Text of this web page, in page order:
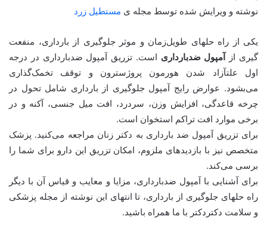
نوشته و ویرایش شده توسط مجله ی مستطیل زرد
یکی از راه حلهای طویل‌زمان و موثر جلوگیری از بارداری، منفعت
گیری ازآمپول ضدبارداری است. تزریق آمپول ضدبارداری در درجه
اول علتآزاد شدن هورمون پروژسترون و توقف تخمک‌گذاری
می‌بشود. عوارض رایج آمپول جلوگیری از بارداری شامل تحول در
چرخه قاعدگی، افزایش وزن، سردرد، افت میل جنسی، آکنه و در
برخی موارد افت تراکم استخوان است.
برای تزریق آمپول ضد بارداری به دکتر زنان مراجعه می‌کنید. پزشک
متخصص نیز با بازدید‌های ملزوم، امکان تزریق این دارو برای شما را
برسی می‌کند.
برای آشنایی با آمپول ضدبارداری، مزایا و معایب و قیاس آن با دیگر
راه حلهای جلوگیری از بارداری، تا انتهای این نوشته از مجله پزشکی
و سلامت دکتردکتر با ما همراه باشید.